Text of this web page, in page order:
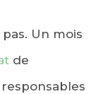
Un mois
de